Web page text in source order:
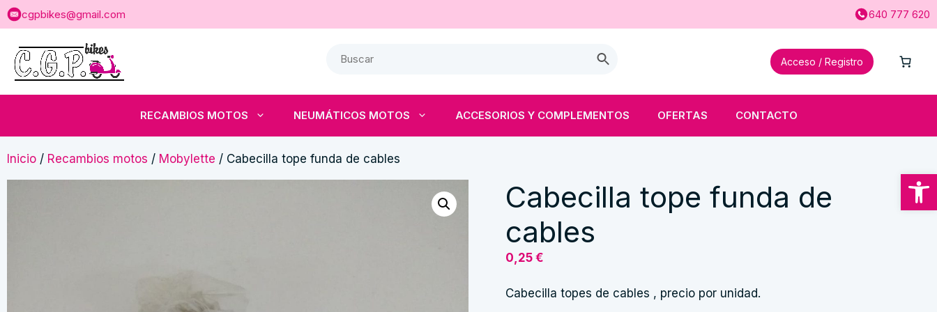
Abrir
Saltar
al
cgpbikes@gmail.com 640 777 620
Acceso / Registro
RECAMBIOS MOTOS NEUMÁTICOS MOTOS ACCESORIOS Y COMPLEMENTOS OFERTAS CONTACTO
Inicio / Recambios motos / Mobylette / Cabecilla tope funda de cables
Cabecilla tope funda de
cables
0,25 €
Cabecilla topes de cables , precio por unidad.